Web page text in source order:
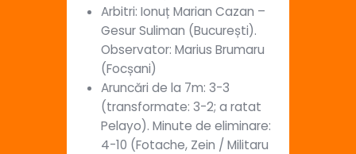
Arbitri: Ionuț Marian Cazan –
Gesur Suliman (București).
Observator: Marius Brumaru
(Focșani)
Aruncări de la 7m: 3-3
(transformate: 3-2; a ratat
Pelayo). Minute de eliminare:
4-10 (Fotache, Zein / Militaru